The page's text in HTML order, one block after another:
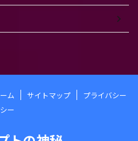
ム サイトマップ
プライバシー
ー